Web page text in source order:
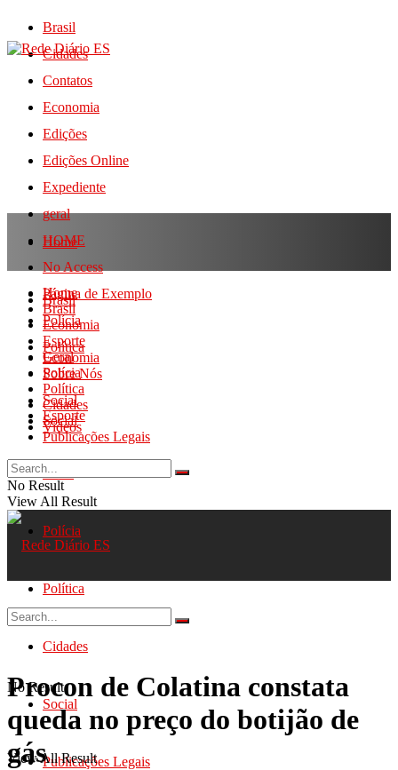
Brasil
Cidades
Contatos
Economia
Edições
Edições Online
Expediente
geral
HOME
No Access
Página de Exemplo
Polícia
Política
Sobre Nós
Social
Videos
Home
Brasil
Economia
Esporte
Geral
Polícia
Política
Cidades
Social
Publicações Legais
Home
Brasil
Economia
Esporte
Geral
Polícia
Política
Cidades
Social
Publicações Legais
No Result
View All Result
No Result
View All Result
Procon de Colatina constata
queda no preço do botijão de
gás